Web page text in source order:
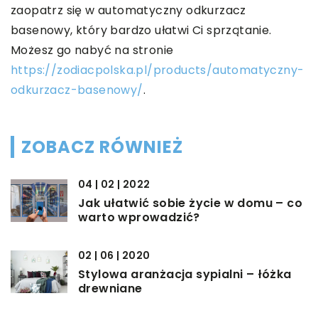
zaopatrz się w automatyczny odkurzacz
basenowy, który bardzo ułatwi Ci sprzątanie.
Możesz go nabyć na stronie
https://zodiacpolska.pl/products/automatyczny-
odkurzacz-basenowy/.
ZOBACZ RÓWNIEŻ
04 | 02 | 2022
Jak ułatwić sobie życie w domu – co
warto wprowadzić?
02 | 06 | 2020
Stylowa aranżacja sypialni – łóżka
drewniane